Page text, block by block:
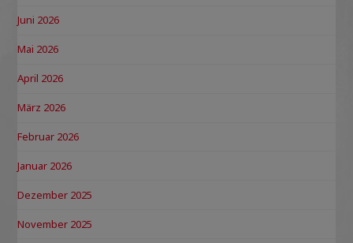
Juni 2026
Mai 2026
April 2026
März 2026
Februar 2026
Januar 2026
Dezember 2025
November 2025